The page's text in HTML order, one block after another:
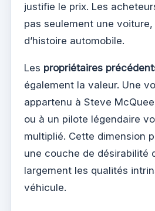
justifie le prix. Les
pas seulement une
d’histoire automobile.
Les propriétaires
également la valeur. Une
appartenu à Steve
ou à un pilote légendaire
multiplié. Cette dimension
une couche de désirabilité
largement les qualités
véhicule.